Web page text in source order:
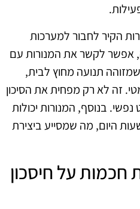
הקיר לחבור למערכות
אפשר לקשר את המנורות עם
תנועה מחוץ לבית,
זה לא רק מפחית את הסיכון
בנוסף, המנורות יכולות
היום, מה שמסייע ביצירת
חכמות על חיסכון